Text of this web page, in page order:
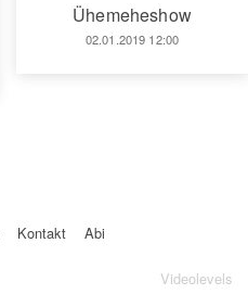
Ühemeheshow
02.01.2019 12:00
Kontakt Abi
Videolevels